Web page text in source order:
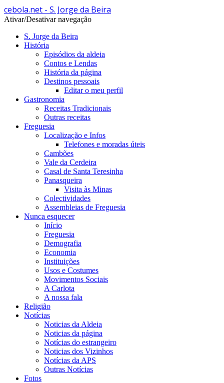
cebola.net - S. Jorge da Beira
Ativar/Desativar navegação
S. Jorge da Beira
História
Episódios da aldeia
Contos e Lendas
História da página
Destinos pessoais
Editar o meu perfil
Gastronomia
Receitas Tradicionais
Outras receitas
Freguesia
Localização e Infos
Telefones e moradas úteis
Cambões
Vale da Cerdeira
Casal de Santa Teresinha
Panasqueira
Visita às Minas
Colectividades
Assembleias de Freguesia
Nunca esquecer
Início
Freguesia
Demografia
Economia
Instituições
Usos e Costumes
Movimentos Sociais
A Carlota
A nossa fala
Religião
Notícias
Noticias da Aldeia
Noticias da página
Notícias do estrangeiro
Noticias dos Vizinhos
Notícias da APS
Outras Notícias
Fotos